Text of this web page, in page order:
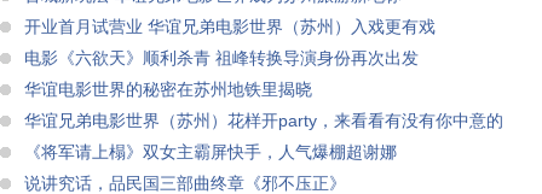
开业首月试营业 华谊兄弟电影世界（苏州）入戏更有戏
电影《六欲天》顺利杀青 祖峰转换导演身份再次出发
华谊电影世界的秘密在苏州地铁里揭晓
华谊兄弟电影世界（苏州）花样开party，来看看有没有你中意的
《将军请上榻》双女主霸屏快手，人气爆棚超谢娜
说讲究话，品民国三部曲终章《邪不压正》